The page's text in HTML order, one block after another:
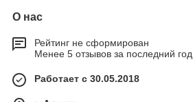
О нас
Рейтинг не сформирован
Менее 5 отзывов за последний год
Работает с 30.05.2018